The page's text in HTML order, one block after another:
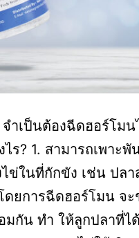
ำเป็นต้องฉีดฮอร์โม
ร? 1. สามารถเพาะพั
ข่ในที่กักขัง เช่น ปลา
ดยการฉีดฮอร์โมน จ
มกัน ทำ ให้ลูกปลาที่ไ